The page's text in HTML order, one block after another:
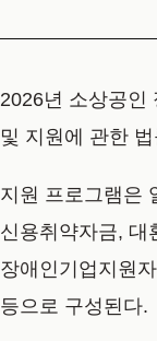
2026년 소상공인
및 지원에 관한
지원 프로그램은
신용취약자금, 대
장애인기업지원
등으로 구성된다.